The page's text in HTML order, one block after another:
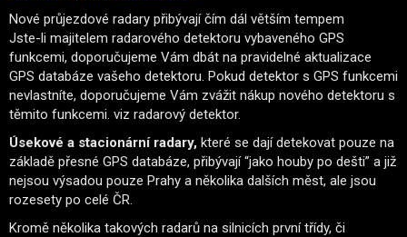
Nové průjezdové radary přibývají čím dál větším tempem
Jste-li majitelem radarového detektoru vybaveného GPS
funkcemi, doporučujeme Vám dbát na pravidelné aktualizace
GPS databáze vašeho detektoru. Pokud detektor s GPS funkcemi
nevlastníte, doporučujeme Vám zvážit nákup nového detektoru s
těmito funkcemi. viz radarový detektor.
Úsekové a stacionární radary, které se dají detekovat pouze na
základě přesné GPS databáze, přibývají “jako houby po dešti” a již
nejsou výsadou pouze Prahy a několika dalších měst, ale jsou
rozesety po celé ČR.
Kromě několika takových radarů na silnicích první třídy, či